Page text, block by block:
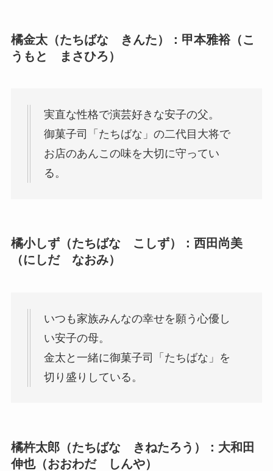
橘金太（たちばな きんた）：甲本雅裕（こ
うもと まさひろ）
実直な性格で演芸好きな安子の父。
御菓子司「たちばな」の二代目大将で
お店のあんこの味を大切に守ってい
る。
橘小しず（たちばな こしず）：西田尚美
（にしだ なおみ）
いつも家族みんなの幸せを願う心優し
い安子の母。
金太と一緒に御菓子司「たちばな」を
切り盛りしている。
橘杵太郎（たちばな きねたろう）：大和田
伸也（おおわだ しんや）